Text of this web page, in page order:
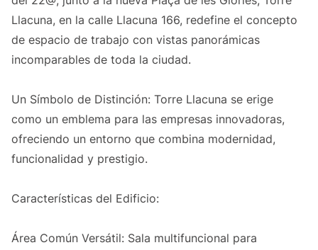
Llacuna, en la calle Llacuna 166, redefine el concepto
de espacio de trabajo con vistas panorámicas
incomparables de toda la ciudad.
Un Símbolo de Distinción: Torre Llacuna se erige
como un emblema para las empresas innovadoras,
ofreciendo un entorno que combina modernidad,
funcionalidad y prestigio.
Características del Edificio:
Área Común Versátil: Sala multifuncional para